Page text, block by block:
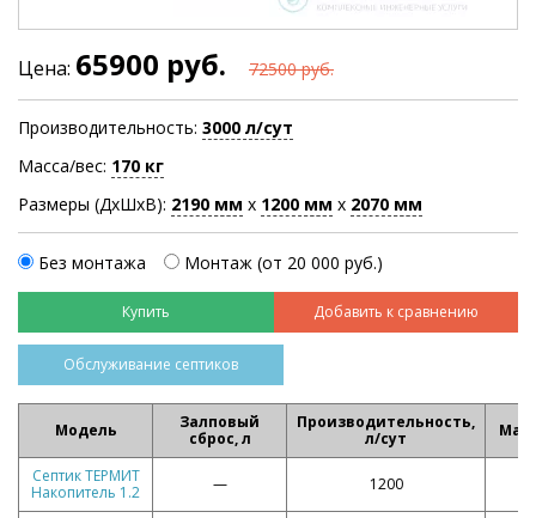
Цена: 65900 руб. 72500 руб.
Производительность: 3000 л/сут
Масса/вес: 170 кг
Размеры (ДхШхВ): 2190 мм х 1200 мм х 2070 мм
Без монтажа Монтаж (от 20 000 руб.)
Добавить к сравнению
Обслуживание септиков
Модель
Залповый
сброс, л
Производительность,
л/сут
Септик ТЕРМИТ
Накопитель 1.2
— 1200